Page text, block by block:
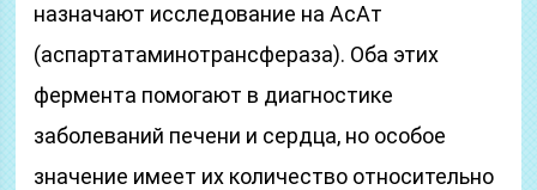
назначают исследование на АсАт
(аспартатаминотрансфераза). Оба этих
фермента помогают в диагностике
заболеваний печени и сердца, но особое
значение имеет их количество относительно